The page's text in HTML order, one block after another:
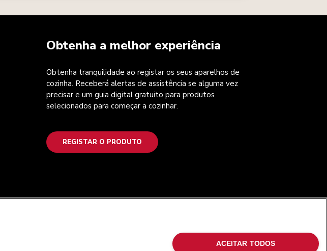
Obtenha a melhor experiência
Obtenha tranquilidade ao registar os seus aparelhos de
cozinha. Receberá alertas de assistência se alguma vez
precisar e um guia digital gratuito para produtos
selecionados para começar a cozinhar.
REGISTAR O PRODUTO
ACEITAR TODOS